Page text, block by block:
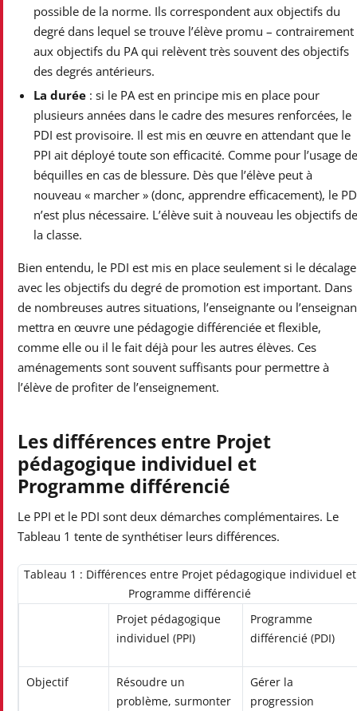
possible de la norme. Ils correspondent aux objectifs du
degré dans lequel se trouve l’élève promu – contrairement
aux objectifs du PA qui relèvent très souvent des objectifs
des degrés antérieurs.
La durée : si le PA est en principe mis en place pour
plusieurs années dans le cadre des mesures renforcées, le
PDI est provisoire. Il est mis en œuvre en attendant que le
PPI ait déployé toute son efficacité. Comme pour l’usage
béquilles en cas de blessure. Dès que l’élève peut à
nouveau « marcher » (donc, apprendre efficacement), le
n’est plus nécessaire. L’élève suit à nouveau les objectifs
la classe.
Bien entendu, le PDI est mis en place seulement si le décalage
avec les objectifs du degré de promotion est important. Dans
de nombreuses autres situations, l’enseignante ou
mettra en œuvre une pédagogie différenciée et flexible,
comme elle ou il le fait déjà pour les autres élèves. Ces
aménagements sont souvent suffisants pour permettre à
l’élève de profiter de l’enseignement.
Les différences entre Projet
pédagogique individuel et
Programme différencié
Le PPI et le PDI sont deux démarches complémentaires. Le
Tableau 1 tente de synthétiser leurs différences.
Tableau 1 : Différences entre Projet pédagogique individuel et
Programme différencié
Projet pédagogique
individuel (PPI)
Programme
différencié (PDI)
Objectif
Résoudre un
problème, surmonter
Gérer la
progression